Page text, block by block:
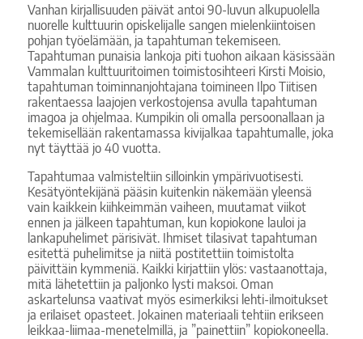
Vanhan kirjallisuuden päivät antoi 90-luvun alkupuolella
nuorelle kulttuurin opiskelijalle sangen mielenkiintoisen
pohjan työelämään, ja tapahtuman tekemiseen.
Tapahtuman punaisia lankoja piti tuohon aikaan käsissään
Vammalan kulttuuritoimen toimistosihteeri Kirsti Moisio,
tapahtuman toiminnanjohtajana toimineen Ilpo Tiitisen
rakentaessa laajojen verkostojensa avulla tapahtuman
imagoa ja ohjelmaa. Kumpikin oli omalla persoonallaan ja
tekemisellään rakentamassa kivijalkaa tapahtumalle, joka
nyt täyttää jo 40 vuotta.
Tapahtumaa valmisteltiin silloinkin ympärivuotisesti.
Kesätyöntekijänä pääsin kuitenkin näkemään yleensä
vain kaikkein kiihkeimmän vaiheen, muutamat viikot
ennen ja jälkeen tapahtuman, kun kopiokone lauloi ja
lankapuhelimet pärisivät. Ihmiset tilasivat tapahtuman
esitettä puhelimitse ja niitä postitettiin toimistolta
päivittäin kymmeniä. Kaikki kirjattiin ylös: vastaanottaja,
mitä lähetettiin ja paljonko lysti maksoi. Oman
askartelunsa vaativat myös esimerkiksi lehti-ilmoitukset
ja erilaiset opasteet. Jokainen materiaali tehtiin erikseen
leikkaa-liimaa-menetelmillä, ja ”painettiin” kopiokoneella.